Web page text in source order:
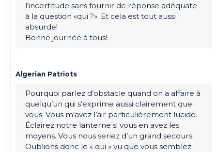
l’incertitude sans fournir de réponse adéquate
à la question «qui ?». Et cela est tout aussi
absurde!
Bonne journée à tous!
Algerian Patriots
Pourquoi parlez d’obstacle quand on a affaire à
quelqu’un qui s’exprime aussi clairement que
vous. Vous m’avez l’air particulièrement lucide.
Éclairez notre lanterne si vous en avez les
moyens. Vous nous seriez d’un grand secours.
Oublions donc le « qui » vu que vous semblez